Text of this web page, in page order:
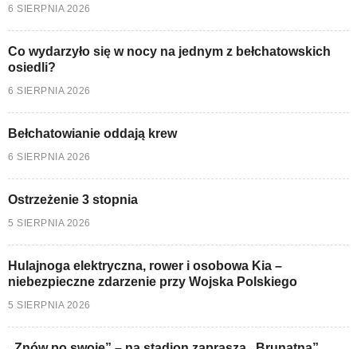
6 SIERPNIA 2026
Co wydarzyło się w nocy na jednym z bełchatowskich
osiedli?
6 SIERPNIA 2026
Bełchatowianie oddają krew
6 SIERPNIA 2026
Ostrzeżenie 3 stopnia
5 SIERPNIA 2026
Hulajnoga elektryczna, rower i osobowa Kia –
niebezpieczne zdarzenie przy Wojska Polskiego
5 SIERPNIA 2026